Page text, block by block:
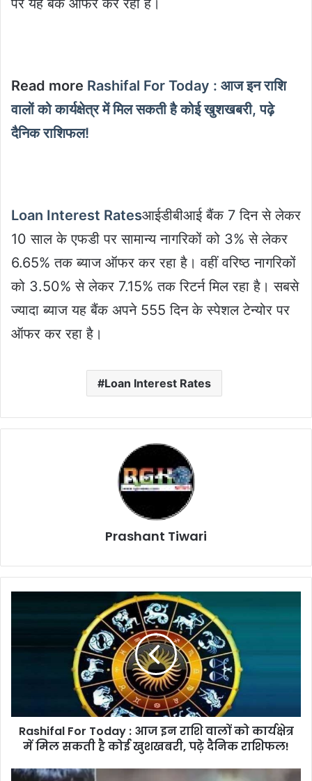
पर यह बैंक ऑफर कर रहा है।
Read more Rashifal For Today : आज इन राशि
वालों को कार्यक्षेत्र में मिल सकती है कोई खुशखबरी, पढ़े
दैनिक राशिफल!
Loan Interest Ratesआईडीबीआई बैंक 7 दिन से लेकर
10 साल के एफडी पर सामान्य नागरिकों को 3% से लेकर
6.65% तक ब्याज ऑफर कर रहा है। वहीं वरिष्ठ नागरिकों
को 3.50% से लेकर 7.15% तक रिटर्न मिल रहा है। सबसे
ज्यादा ब्याज यह बैंक अपने 555 दिन के स्पेशल टेन्योर पर
ऑफर कर रहा है।
Loan Interest Rates
Prashant Tiwari
कार्यक्षेत्र
मिल
है
Rashifal For Today : आज इन राशि वालों को कार्यक्षेत्र
में मिल सकती है कोई खुशखबरी, पढ़े दैनिक राशिफल!
Delhi